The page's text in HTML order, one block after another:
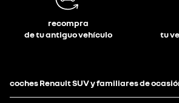
recompra
de tu antiguo vehículo
tu
coches Renault SUV y familiares de